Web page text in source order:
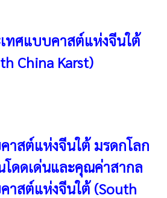
ทศแบบคาสต์แห่งจีนใต้
China Karst)
าสต์แห่งจีนใต้ มรดกโลก
โดดเด่นและคุณค่าสากล
าสต์แห่งจีนใต้(South